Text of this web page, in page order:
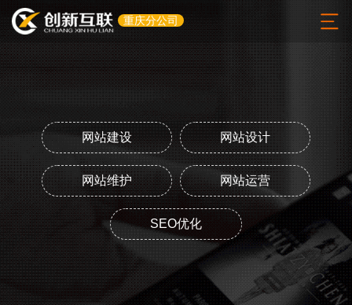
重庆分公司
网站建设 网站设计
网站维护 网站运营
SEO优化